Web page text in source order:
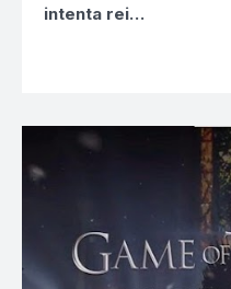
intenta rei…